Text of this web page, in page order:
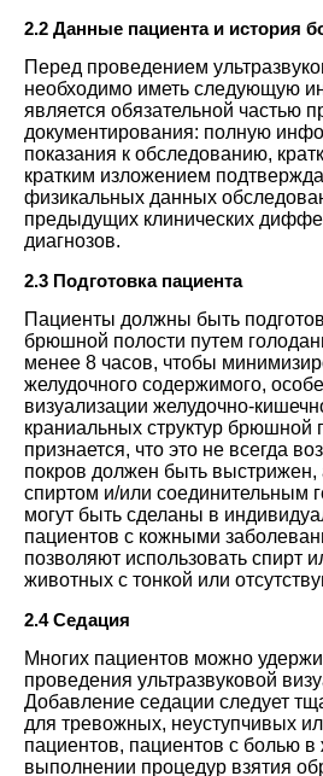
2.2 Данные пациента и история
Перед проведением
необходимо иметь следующую
является обязательной частью
документирования: полную
показания к обследованию,
кратким изложением
физикальных данных
предыдущих клинических
диагнозов.
2.3 Подготовка пациента
Пациенты должны быть
брюшной полости путем
менее 8 часов, чтобы
желудочного содержимого,
визуализации желудочно-
краниальных структур брюшной
признается, что это не всегда
покров должен быть выстрижен,
спиртом и/или соединительным
могут быть сделаны в
пациентов с кожными
позволяют использовать спирт
животных с тонкой или
2.4 Седация
Многих пациентов можно
проведения ультразвуковой
Добавление седации следует
для тревожных, неуступчивых
пациентов, пациентов с болью в
выполнении процедур взятия